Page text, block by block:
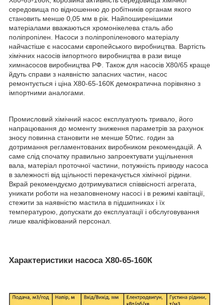
середовища по відношенню до робітників органам якого
становить менше 0,05 мм в рік. Найпоширенішими
матеріалами вважаються хромонікелева сталь або
поліпропілен. Насоси з поліпропіленового матеріалу
найчастіше є насосами європейського виробництва. Вартість
хімічних насосів імпортного виробництва в рази вище
химнасосов виробництва РФ. Також для насосів Х80/65 краще
йдуть справи з наявністю запасних частин, насос
ремонтується і ціна Х80-65-160К демократична порівняно з
імпортними аналогами.
Промисловий хімічний насос експлуатують тривало, його
напрацювання до моменту зниження параметрів за рахунок
зносу повинна становити не менше 50тис. годин за
дотримання регламентованих виробником рекомендацій. А
саме слід спочатку правильно запроектувати ущільнення
вала, матеріал проточної частини, потужність приводу насоса
в залежності від щільності перекачується хімічної рідини.
Вкрай рекомендуємо дотримуватися співвісності агрегата,
уникати роботи на незаповненому насосі і в режимі кавітації,
стежити за наявністю мастила в підшипниках і їх
температурою, допускати до експлуатації і обслуговування
лише кваліфікований персонал.
Характеристики насоса Х80-65-160К